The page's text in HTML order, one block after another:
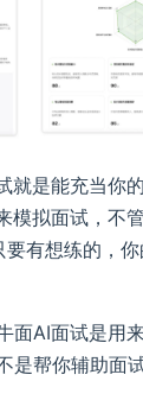
就是能充当你
模拟面试，不
有想练的，
面AI面试是用
是帮你辅助面